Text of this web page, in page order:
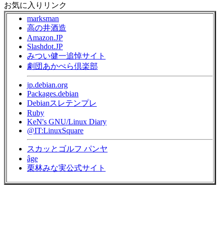
お気に入りリンク
marksman
高の井酒造
Amazon.JP
Slashdot.JP
みつい健一追悼サイト
劇団あかぺら倶楽部
jp.debian.org
Packages.debian
Debianスレテンプレ
Ruby
KeN's GNU/Linux Diary
@IT:LinuxSquare
スカッとゴルフ パンヤ
âge
栗林みな実公式サイト